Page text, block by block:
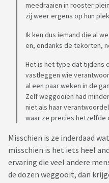
meedraaien in rooster
zij weer ergens op hun
Ik ken dus iemand die al
en, ondanks de tekorten,
Het is het type dat tijdens
vastleggen wie
al een paar weken in de
Zelf weggooien had
niet als haar
waar ze precies hetzelfde
Misschien is ze inderdaad
misschien is het iets heel
ervaring die veel andere
de dozen weggooit, dan